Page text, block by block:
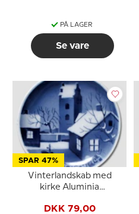
PÅ LAGER
Se vare
SPAR 47%
Vinterlandskab med
kirke Aluminia
DKK 79,00